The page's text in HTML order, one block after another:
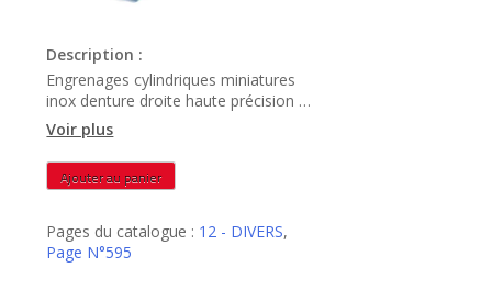
Description :
Engrenages cylindriques miniatures
inox denture droite haute précision –
HPD3502
Voir plus
quantité
de
Ajouter au panier
Pages du catalogue : 12 - DIVERS,
Page N°595